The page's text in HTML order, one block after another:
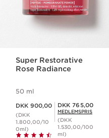
Super Restorative
Rose Radiance
50 ml
DKK 900,00
(DKK
1.800,00/10
0ml)
Medlemspris DKK 765,00
DKK 765,00
MEDLEMSPRIS
(DKK
1.530,00/100
ml)